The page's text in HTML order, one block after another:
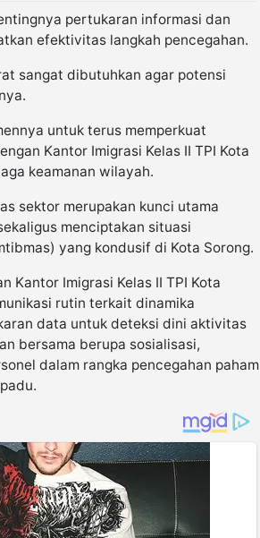
pertukaran informasi dan
efektivitas langkah pencegahan.
sangat dibutuhkan agar potensi
untuk terus memperkuat
Kantor Imigrasi Kelas II TPI Kota
keamanan wilayah.
sektor merupakan kunci utama
menciptakan situasi
yang kondusif di Kota Sorong.
Kantor Imigrasi Kelas II TPI Kota
rutin terkait dinamika
data untuk deteksi dini aktivitas
bersama berupa sosialisasi,
dalam rangka pencegahan paham